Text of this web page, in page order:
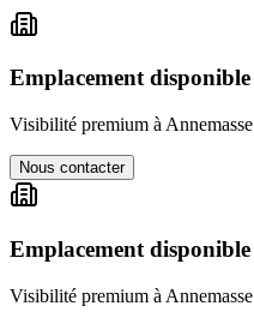
Emplacement disponible
Visibilité premium à Annemasse
Nous contacter
Emplacement disponible
Visibilité premium à Annemasse